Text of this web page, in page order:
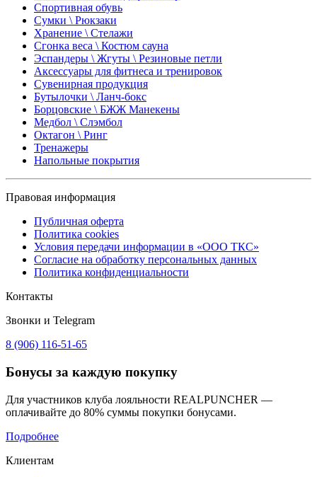
Спортивная обувь
Сумки \ Рюкзаки
Хранение \ Стелажи
Сгонка веса \ Костюм сауна
Эспандеры \ Жгуты \ Резиновые петли
Аксессуары для фитнеса и тренировок
Сувенирная продукция
Бутылочки \ Ланч-бокс
Борцовские \ БЖЖ Манекены
Медбол \ Слэмбол
Октагон \ Ринг
Тренажеры
Напольные покрытия
Правовая информация
Публичная оферта
Политика cookies
Условия передачи информации в «ООО ТКС»
Согласие на обработку персональных данных
Политика конфиденциальности
Контакты
Звонки и Telegram
8 (906) 116-51-65
Бонусы за каждую покупку
Для участников клуба лояльности REALPUNCHER —
оплачивайте до 80% суммы покупки бонусами.
Подробнее
Клиентам